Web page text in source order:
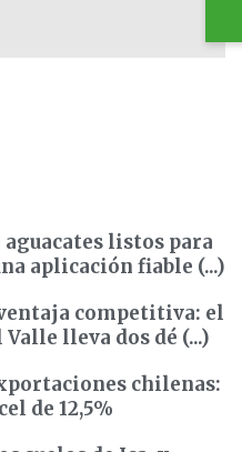
listos para
aplicación fiable (...)
competitiva: el
lleva dos dé (...)
chilenas:
de 12,5%